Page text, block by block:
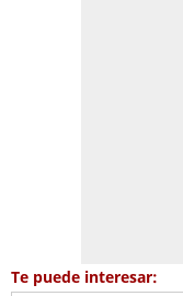
Te puede interesar: